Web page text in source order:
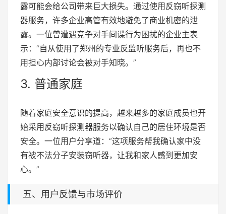
露可能会给公司带来巨大损失。通过使用反窃听探测
器服务，许多企业高管有效地避免了商业机密的泄
露。一位曾遭遇竞争对手间谍行为困扰的企业主表
示：“自从使用了郑州的专业反监听服务后，再也不
用担心内部讨论会被对手知晓。”
3. 普通家庭
随着家庭安全意识的提高，越来越多的家庭成员也开
始采用反窃听探测器服务以确认自己的居住环境是否
安全。一位用户分享道：“这项服务帮我确认家中没
有被不法分子安装窃听器，让我和家人感到更加安
心。”
五、用户反馈与市场评价